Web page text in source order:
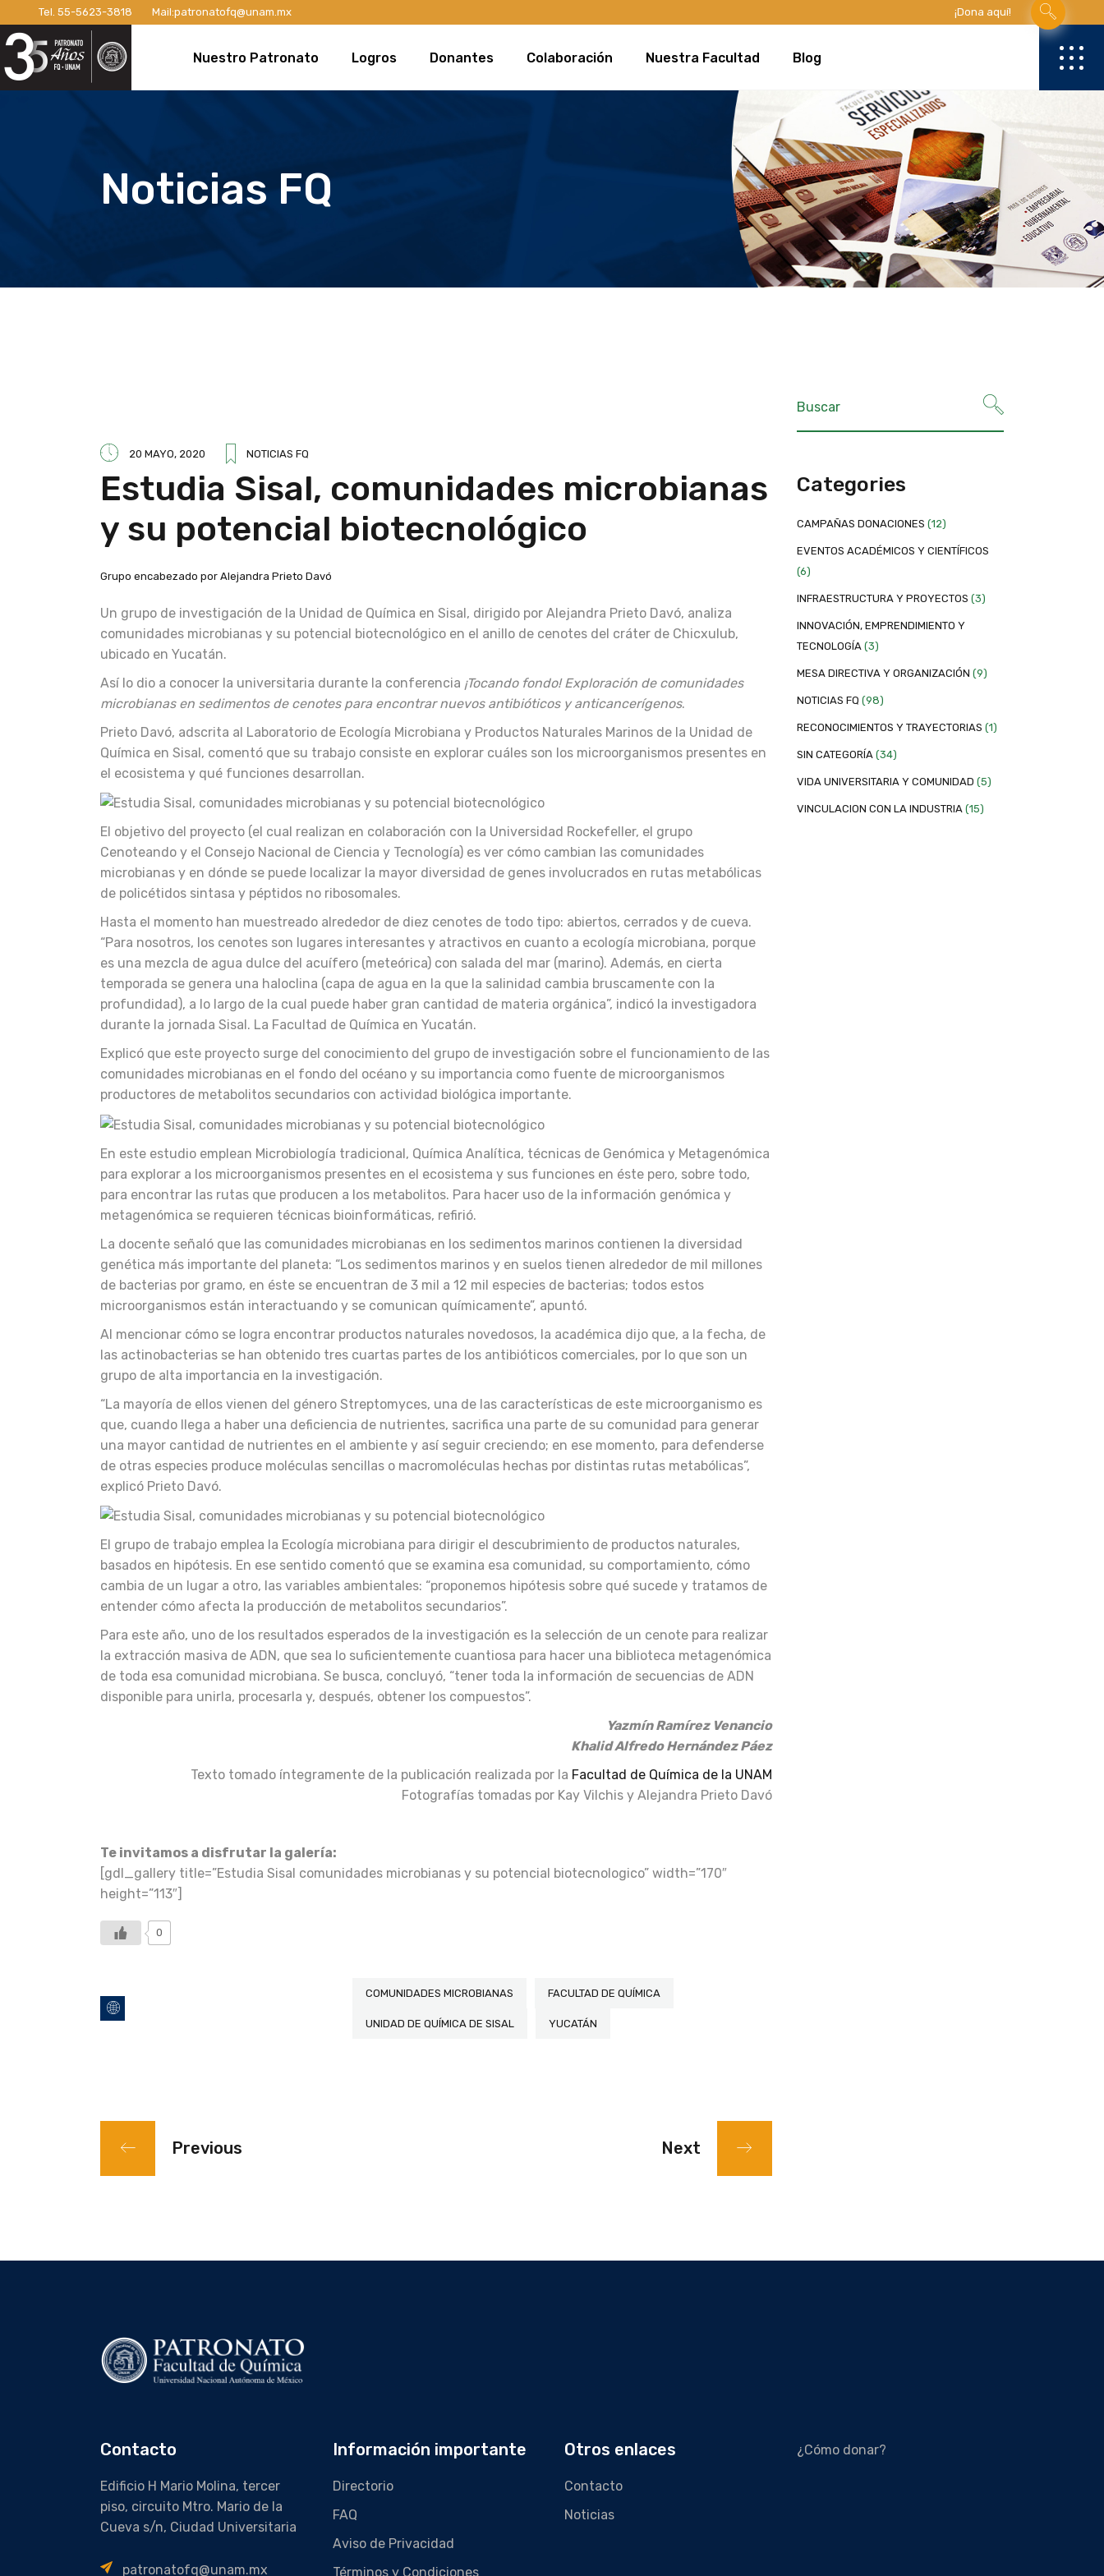
Tel. 55-5623-3818 Mail:patronatofq@unam.mx ¡Dona aquí!
Nuestro Patronato
Consejo Directivo
Logros Donantes Colaboración Nuestra Facultad
Nuestra Facultad
Misión, Visión y Valores
Oferta Académica
Contacto con egresados
Blog
Campañas Donaciones
Vinculacion con la industria
Eventos Académicos y Científicos
Mesa Directiva y Organización
Vida Universitaria y Comunidad
Innovación, Emprendimiento y Tecnología
Manifiesto
Consejo Directivo
Miembros Activos
Campaña “100 x los cien”
¡Conexión para todos en la FQ!
Campaña “¡Impulsemos el emprendimiento!”
Campaña “Por la inclusión y el respeto”
Personas Físicas
Personas Morales
Misión, Visión y Valores
Oferta Académica
Contacto con egresados
Vinculacion con la industria
Eventos Académicos y Científicos
Mesa Directiva y Organización
Vida Universitaria y Comunidad
Innovación, Emprendimiento y Tecnología
Infraestructura y Proyectos
Reconocimientos y Trayectorias
Noticias FQ
20 MAYO, 2020 NOTICIAS FQ
Estudia Sisal, comunidades microbianas
y su potencial biotecnológico
Grupo encabezado por Alejandra Prieto Davó
Un grupo de investigación de la Unidad de Química en Sisal, dirigido por Alejandra Prieto Davó, analiza
comunidades microbianas y su potencial biotecnológico en el anillo de cenotes del cráter de Chicxulub,
ubicado en Yucatán.
Así lo dio a conocer la universitaria durante la conferencia ¡Tocando fondo! Exploración de comunidades
microbianas en sedimentos de cenotes para encontrar nuevos antibióticos y anticancerígenos.
Prieto Davó, adscrita al Laboratorio de Ecología Microbiana y Productos Naturales Marinos de la Unidad de
Química en Sisal, comentó que su trabajo consiste en explorar cuáles son los microorganismos presentes en
el ecosistema y qué funciones desarrollan.
El objetivo del proyecto (el cual realizan en colaboración con la Universidad Rockefeller, el grupo
Cenoteando y el Consejo Nacional de Ciencia y Tecnología) es ver cómo cambian las comunidades
microbianas y en dónde se puede localizar la mayor diversidad de genes involucrados en rutas metabólicas
de policétidos sintasa y péptidos no ribosomales.
Hasta el momento han muestreado alrededor de diez cenotes de todo tipo: abiertos, cerrados y de cueva.
“Para nosotros, los cenotes son lugares interesantes y atractivos en cuanto a ecología microbiana, porque
es una mezcla de agua dulce del acuífero (meteórica) con salada del mar (marino). Además, en cierta
temporada se genera una haloclina (capa de agua en la que la salinidad cambia bruscamente con la
profundidad), a lo largo de la cual puede haber gran cantidad de materia orgánica”, indicó la investigadora
durante la jornada Sisal. La Facultad de Química en Yucatán.
Explicó que este proyecto surge del conocimiento del grupo de investigación sobre el funcionamiento de las
comunidades microbianas en el fondo del océano y su importancia como fuente de microorganismos
productores de metabolitos secundarios con actividad biológica importante.
En este estudio emplean Microbiología tradicional, Química Analítica, técnicas de Genómica y Metagenómica
para explorar a los microorganismos presentes en el ecosistema y sus funciones en éste pero, sobre todo,
para encontrar las rutas que producen a los metabolitos. Para hacer uso de la información genómica y
metagenómica se requieren técnicas bioinformáticas, refirió.
La docente señaló que las comunidades microbianas en los sedimentos marinos contienen la diversidad
genética más importante del planeta: “Los sedimentos marinos y en suelos tienen alrededor de mil millones
de bacterias por gramo, en éste se encuentran de 3 mil a 12 mil especies de bacterias; todos estos
microorganismos están interactuando y se comunican químicamente”, apuntó.
Al mencionar cómo se logra encontrar productos naturales novedosos, la académica dijo que, a la fecha, de
las actinobacterias se han obtenido tres cuartas partes de los antibióticos comerciales, por lo que son un
grupo de alta importancia en la investigación.
“La mayoría de ellos vienen del género Streptomyces, una de las características de este microorganismo es
que, cuando llega a haber una deficiencia de nutrientes, sacrifica una parte de su comunidad para generar
una mayor cantidad de nutrientes en el ambiente y así seguir creciendo; en ese momento, para defenderse
de otras especies produce moléculas sencillas o macromoléculas hechas por distintas rutas metabólicas”,
explicó Prieto Davó.
El grupo de trabajo emplea la Ecología microbiana para dirigir el descubrimiento de productos naturales,
basados en hipótesis. En ese sentido comentó que se examina esa comunidad, su comportamiento, cómo
cambia de un lugar a otro, las variables ambientales: “proponemos hipótesis sobre qué sucede y tratamos de
entender cómo afecta la producción de metabolitos secundarios”.
Para este año, uno de los resultados esperados de la investigación es la selección de un cenote para realizar
la extracción masiva de ADN, que sea lo suficientemente cuantiosa para hacer una biblioteca metagenómica
de toda esa comunidad microbiana. Se busca, concluyó, “tener toda la información de secuencias de ADN
disponible para unirla, procesarla y, después, obtener los compuestos”.
Yazmín Ramírez Venancio
Khalid Alfredo Hernández Páez
Texto tomado íntegramente de la publicación realizada por la Facultad de Química de la UNAM
Fotografías tomadas por Kay Vilchis y Alejandra Prieto Davó
Te invitamos a disfrutar la galería:
[gdl_gallery title=”Estudia Sisal comunidades microbianas y su potencial biotecnologico” width=”170″
height=”113″]
0
COMUNIDADES MICROBIANAS FACULTAD DE QUÍMICA
UNIDAD DE QUÍMICA DE SISAL YUCATÁN
Previous Next
Categories
CAMPAÑAS DONACIONES (12)
EVENTOS ACADÉMICOS Y CIENTÍFICOS
(6)
INFRAESTRUCTURA Y PROYECTOS (3)
INNOVACIÓN, EMPRENDIMIENTO Y
TECNOLOGÍA(3)
MESA DIRECTIVA Y ORGANIZACIÓN (9)
NOTICIAS FQ (98)
RECONOCIMIENTOS Y TRAYECTORIAS (1)
SIN CATEGORÍA(34)
VIDA UNIVERSITARIA Y COMUNIDAD (5)
VINCULACION CON LA INDUSTRIA(15)
Contacto
Edificio H Mario Molina, tercer
piso, circuito Mtro. Mario de la
Cueva s/n, Ciudad Universitaria
patronatofq@unam.mx
Información importante
Directorio
FAQ
Aviso de Privacidad
Términos y Condiciones
Otros enlaces
Contacto
Noticias
¿Cómo donar?